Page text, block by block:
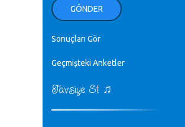
ellerinden benim için öpün.
Kurtuluş Çelebi - 07.01.2023
♪
Mavi Nota - 24.11.2022
♪
Biliyorum Cüneyt bey, yazımda da
GÖNDER
Sonuçları Gör
Geçmişteki Anketler
Tavsiye Et ♫